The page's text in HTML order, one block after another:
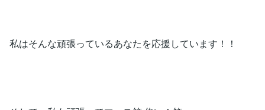
私はそんな頑張っているあなたを応援しています！！